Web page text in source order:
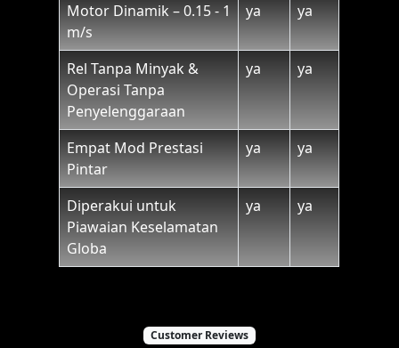
Motor Dinamik – 0.15 - 1
m/s
ya ya
Rel Tanpa Minyak &
Operasi Tanpa
Penyelenggaraan
ya ya
Empat Mod Prestasi
Pintar
ya ya
Diperakui untuk
Piawaian Keselamatan
Globa
ya ya
Customer Reviews